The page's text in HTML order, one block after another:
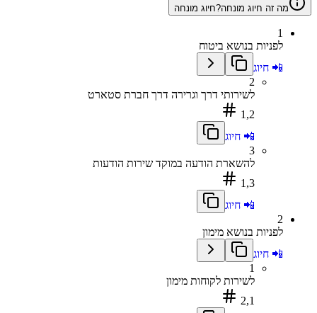
מה זה חיוג מונחה?חיוג מונחה
1
לפניות בנושא ביטוח
📲 חיוג
2
לשירותי דרך וגרירה דרך חברת סטארט
1,2
📲 חיוג
3
להשארת הודעה במוקד שירות הודעות
1,3
📲 חיוג
2
לפניות בנושא מימון
📲 חיוג
1
לשירות לקוחות מימון
2,1